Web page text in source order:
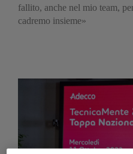
fallito, anche nel mio team,
cadremo insieme»